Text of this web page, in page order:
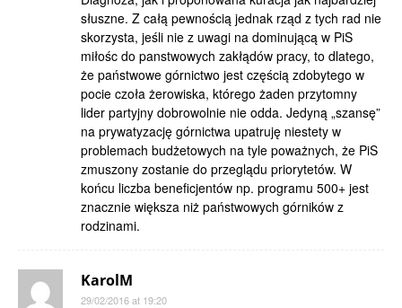
słuszne. Z całą pewnością jednak rząd z tych rad nie
skorzysta, jeśli nie z uwagi na dominującą w PiS
miłośc do panstwowych zakłądów pracy, to dlatego,
że państwowe górnictwo jest częścią zdobytego w
pocie czoła żerowiska, którego żaden przytomny
lider partyjny dobrowolnie nie odda. Jedyną „szansę”
na prywatyzację górnictwa upatruję niestety w
problemach budżetowych na tyle poważnych, że PiS
zmuszony zostanie do przeglądu priorytetów. W
końcu liczba beneficjentów np. programu 500+ jest
znacznie większa niż państwowych górników z
rodzinami.
KarolM
29/02/2016 at 19:20